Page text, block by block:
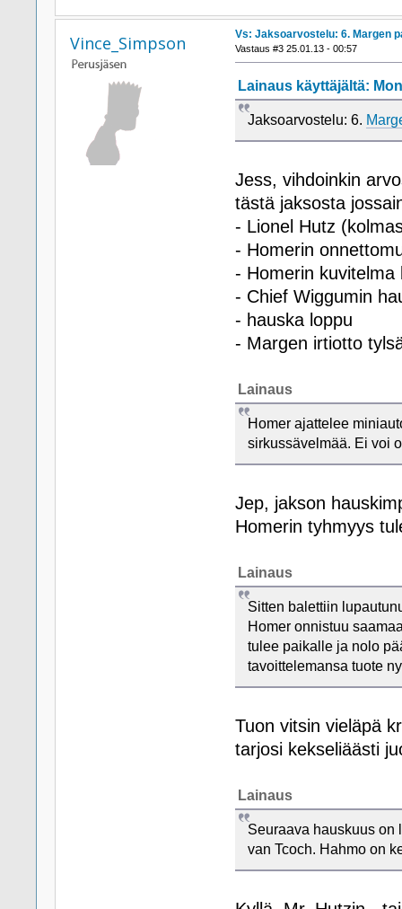
Vince_Simpson Vs: Jaksoarvostelu: 6. Margen
Vastaus #3 25.01.13 - 00:57
Lainaus käyttäjältä:
Jaksoarvostelu: 6.
Jess, vihdoinkin
tästä jaksosta
- Lionel Hutz
- Homerin
- Homerin kuvitelma
- Chief Wiggumin
- hauska loppu
- Margen irtiotto
Lainaus
Homer ajattelee
sirkussävelmää. Ei voi
Jep, jakson
Homerin tyhmyys
Lainaus
Sitten balettiin
Homer onnistuu
tulee paikalle ja nolo
tavoittelemansa tuote
Tuon vitsin vieläpä
tarjosi kekseliäästi
Lainaus
Seuraava hauskuus on
van Tcoch. Hahmo on